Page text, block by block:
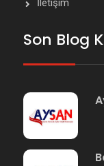
İletişim
Son Blog